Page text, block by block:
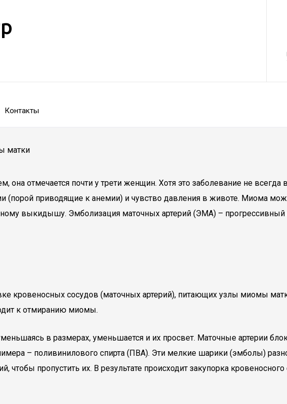
Контакты
матки
она отмечается почти у трети женщин. Хотя это заболевание не
(порой приводящие к анемии) и чувство давления в животе. Миома
выкидышу. Эмболизация маточных артерий (ЭМА) –
кровеносных сосудов (маточных артерий), питающих узлы миомы
к отмиранию миомы.
в размерах, уменьшается и их просвет. Маточные артерии
– поливинилового спирта (ПВА). Эти мелкие шарики (эмболы)
чтобы пропустить их. В результате происходит закупорка